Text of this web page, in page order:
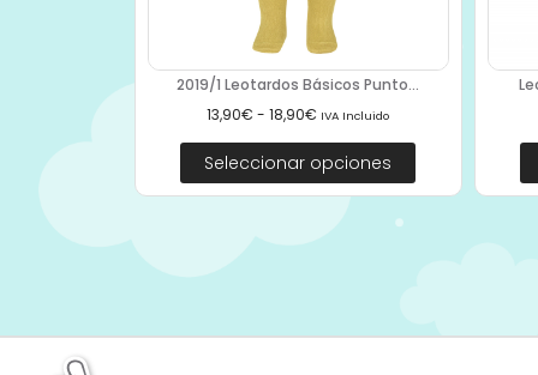
2019/1 Leotardos Básicos Punto...
13,90€ - 18,90€ IVA Incluido
Seleccionar opciones